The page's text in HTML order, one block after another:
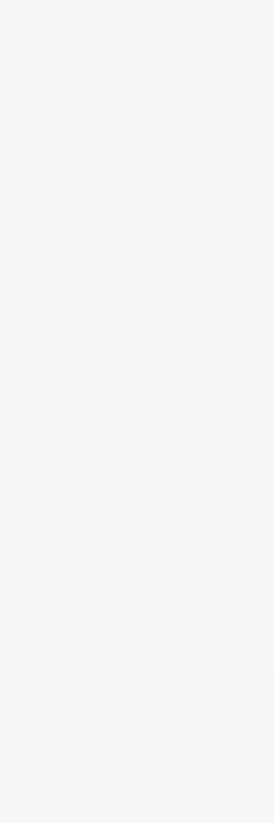
Sıfırdan saha inşaatından tank
Ayrıca, mevcut istasyonların
Modern Villa ve Konut
Yaşam alanlarınıza değer
modern mimariyi sağlam temellerle
Estetiği konforla birleştiren
Prefabrik ve Çelik Yapı
Hızın ve güvenliğin ön planda
Depreme tam dayanıklı hafif çelik
Altyapı, Havuz ve
Bir yapının kalitesini detayları
inşaatları, taş duvar uygulamaları
Bütünsel Çözüm Ortağı:
Coğrafi sınır tanımaksızın,
Akaryakıt istasyonu gibi yüksek
Enerji verimliliği yüksek, modern
Zim Grup olarak biz; toprağa
ettiğimiz her anahtarda